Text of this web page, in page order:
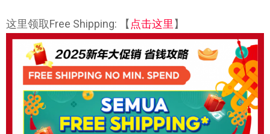
这里领取Free Shipping: 【 点击这里 】